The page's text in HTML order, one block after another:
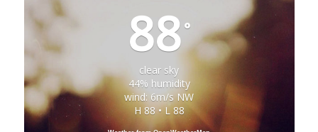
88°
clear sky
44% humidity
wind: 6m/s NW
H 88 • L 88